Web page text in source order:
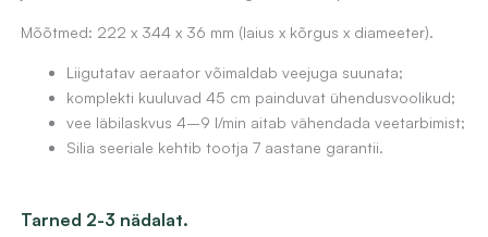
Mõõtmed: 222 x 344 x 36 mm (laius x kõrgus x diameeter).
Liigutatav aeraator võimaldab veejuga suunata;
komplekti kuuluvad 45 cm painduvat ühendusvoolikud;
vee läbilaskvus 4–9 l/min aitab vähendada veetarbimist;
Silia seeriale kehtib tootja 7 aastane garantii.
Tarned 2-3 nädalat.
Valge